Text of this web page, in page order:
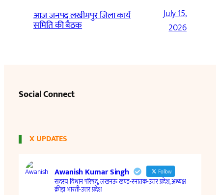
आज जनपद लखीमपुर जिला कार्य
समिति की बैठक
July 15,
2026
Social Connect
X UPDATES